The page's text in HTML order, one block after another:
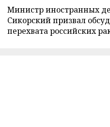
Министр иностранных
Сикорский призвал
перехвата российских